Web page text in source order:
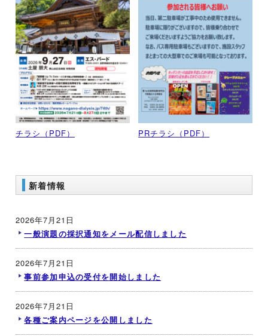
チラシ（PDF） PRチラシ（PDF）
新着情報
2026年7月21日
一般演題の採択通知をメール配信しました
2026年7月21日
事前参加申込の受付を開始しました
2026年7月21日
各種ご案内ページを公開しました